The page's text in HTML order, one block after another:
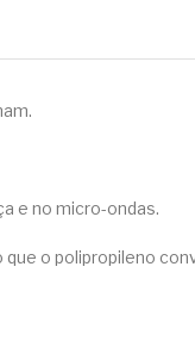
e no micro-ondas.
o polipropileno